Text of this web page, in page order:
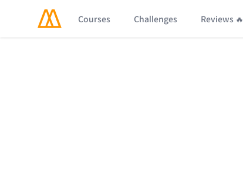
Courses Challenges Reviews 🔥